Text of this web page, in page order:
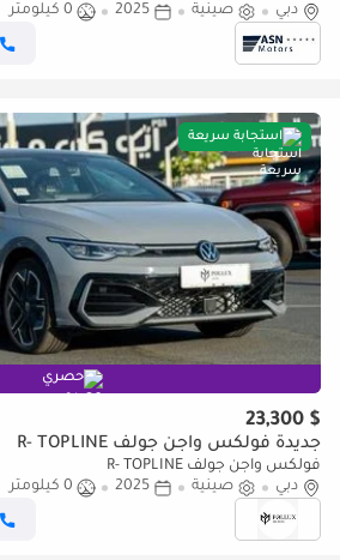
دبي
صينية 2025
0 كيلومتر
استجابة سريعة
حصري
$ 23,300
جديدة فولكس واجن جولف R- TOPLINE
فولكس واجن جولف R- TOPLINE
دبي
صينية 2025
0 كيلومتر